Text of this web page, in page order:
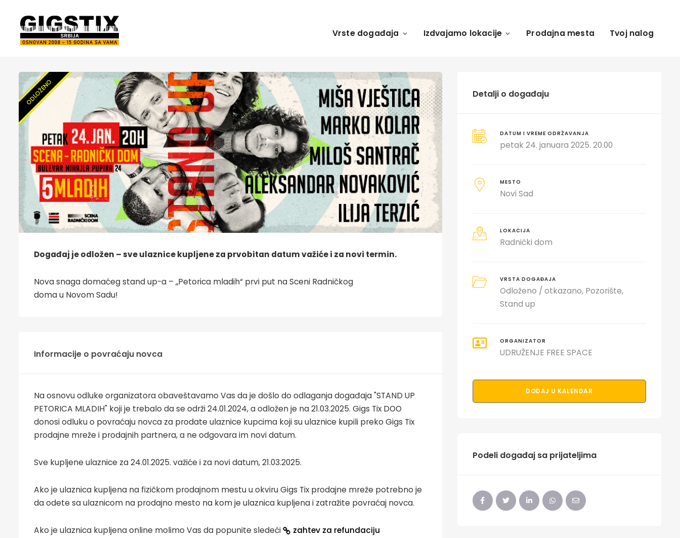
Vrste događaja Izdvajamo lokacije Prodajna mesta Tvoj nalog
ODLOŽENO
Događaj je odložen –sve ulaznice kupljene za prvobitan datum važiće i za novi termin.
Nova snaga domaćeg stand up-a – „Petorica mladih“ prvi put na Sceni Radničkog
doma u Novom Sadu!
Informacije o povraćaju novca
Na osnovu odluke organizatora obaveštavamo Vas da je došlo do odlaganja događaja "STAND UP
PETORICA MLADIH" koji je trebalo da se održi 24.01.2024, a odložen je na 21.03.2025. Gigs Tix DOO
donosi odluku o povraćaju novca za prodate ulaznice kupcima koji su ulaznice kupili preko Gigs Tix
prodajne mreže i prodajnih partnera, a ne odgovara im novi datum.
Sve kupljene ulaznice za 24.01.2025. važiće i za novi datum, 21.03.2025.
Ako je ulaznica kupljena na fizičkom prodajnom mestu u okviru Gigs Tix prodajne mreže potrebno je
da odete sa ulaznicom na prodajno mesto na kom je ulaznica kupljena i zatražite povraćaj novca.
Ako je ulaznica kupljena online molimo Vas da popunite sledeći zahtev za refundaciju
Detalji o događaju
DATUM I VREME ODRŽAVANJA
petak 24. januara 2025. 20.00
MESTO
Novi Sad
LOKACIJA
Radnički dom
VRSTA DOGAĐAJA
Odloženo / otkazano Pozorište
Stand up
ORGANIZATOR
UDRUŽENJE FREE SPACE
DODAJ U KALENDAR
Podeli događaj sa prijateljima